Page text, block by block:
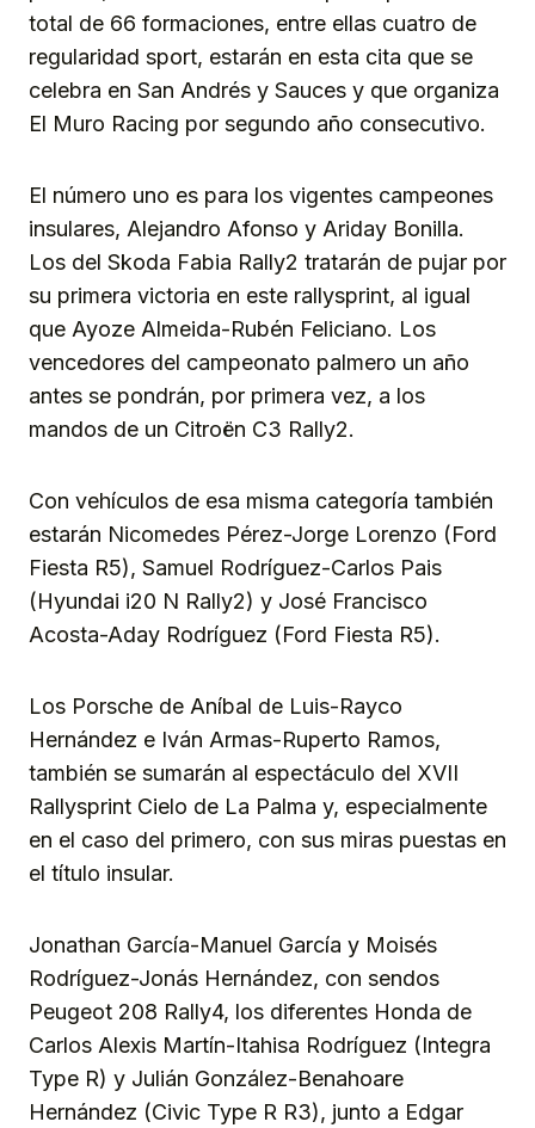
total de 66 formaciones, entre ellas cuatro de
regularidad sport, estarán en esta cita que se
celebra en San Andrés y Sauces y que organiza
El Muro Racing por segundo año consecutivo.
El número uno es para los vigentes campeones
insulares, Alejandro Afonso y Ariday Bonilla.
Los del Skoda Fabia Rally2 tratarán de pujar por
su primera victoria en este rallysprint, al igual
que Ayoze Almeida-Rubén Feliciano. Los
vencedores del campeonato palmero un año
antes se pondrán, por primera vez, a los
mandos de un Citroën C3 Rally2.
Con vehículos de esa misma categoría también
estarán Nicomedes Pérez-Jorge Lorenzo (Ford
Fiesta R5), Samuel Rodríguez-Carlos Pais
(Hyundai i20 N Rally2) y José Francisco
Acosta-Aday Rodríguez (Ford Fiesta R5).
Los Porsche de Aníbal de Luis-Rayco
Hernández e Iván Armas-Ruperto Ramos,
también se sumarán al espectáculo del XVII
Rallysprint Cielo de La Palma y, especialmente
en el caso del primero, con sus miras puestas en
el título insular.
Jonathan García-Manuel García y Moisés
Rodríguez-Jonás Hernández, con sendos
Peugeot 208 Rally4, los diferentes Honda de
Carlos Alexis Martín-Itahisa Rodríguez (Integra
Type R) y Julián González-Benahoare
Hernández (Civic Type R R3), junto a Edgar